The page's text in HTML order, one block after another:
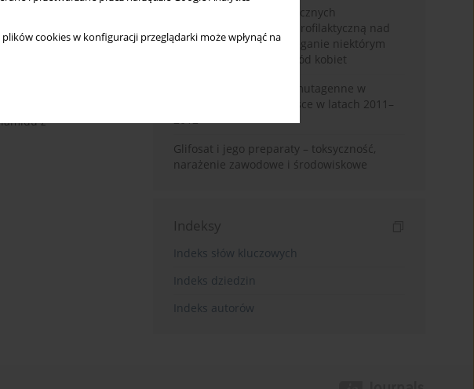
cookies w konfiguracji przeglądarki może wpłynąć na
substancji. Dotąd
zwierzętach.
dietą może
stężenia
z
Model działań profilaktycznych
zintegrowany z opieką profilaktyczną nad
pracownikami – zapobieganie niektórym
typom nowotworów wśród kobiet
Czynniki rakotwórcze i mutagenne w
środowisku pracy w Polsce w latach 2011–
2012
Glifosat i jego preparaty – toksyczność,
narażenie zawodowe i środowiskowe
Indeksy
Indeks słów kluczowych
Indeks dziedzin
Indeks autorów